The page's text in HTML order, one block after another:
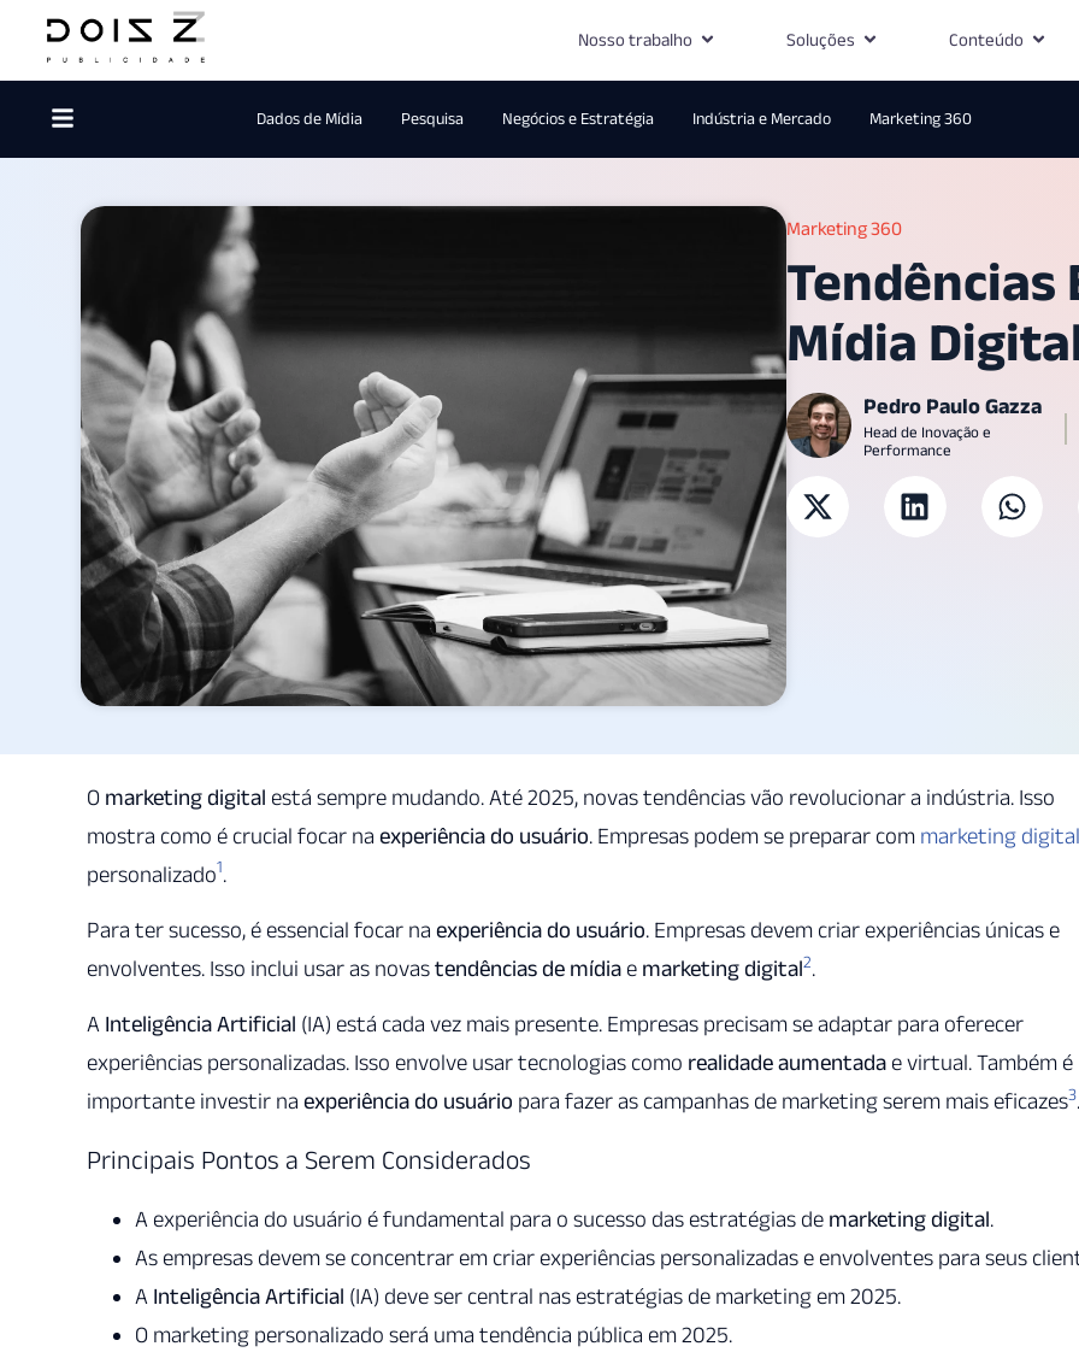
Nosso trabalho Soluções Conteúdo
Dados de Mídia Pesquisa Negócios e Estratégia Indústria e Mercado Marketing 360
Marketing 360
Tendências
Mídia
Pedro Paulo Gazza
Head de Inovação e
Performance
O marketing digital está sempre mudando. Até 2025, novas tendências vão revolucionar a indústria. Isso
mostra como é crucial focar na experiência do usuário. Empresas podem se preparar com marketing digital
personalizado1.
Para ter sucesso, é essencial focar na experiência do usuário. Empresas devem criar experiências únicas e
envolventes. Isso inclui usar as novastendências de mídia e marketing digital2.
A Inteligência Artificial (IA) está cada vez mais presente. Empresas precisam se adaptar para oferecer
experiências personalizadas. Isso envolve usar tecnologias como realidade aumentada e virtual. Também é
importante investir na experiência do usuário para fazer as campanhas de marketing serem mais eficazes3.
Principais Pontos a Serem Considerados
A experiência do usuário é fundamental para o sucesso das estratégias de marketing digital.
As empresas devem se concentrar em criar experiências personalizadas e envolventes para seus
A Inteligência Artificial (IA) deve ser central nas estratégias de marketing em 2025.
O marketing personalizado será uma tendência pública em 2025.